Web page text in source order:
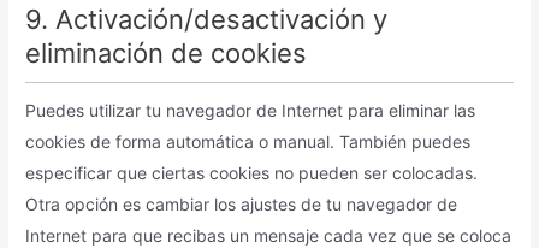
9. Activación/desactivación y
eliminación de cookies
Puedes utilizar tu navegador de Internet para eliminar las
cookies de forma automática o manual. También puedes
especificar que ciertas cookies no pueden ser colocadas.
Otra opción es cambiar los ajustes de tu navegador de
Internet para que recibas un mensaje cada vez que se coloca